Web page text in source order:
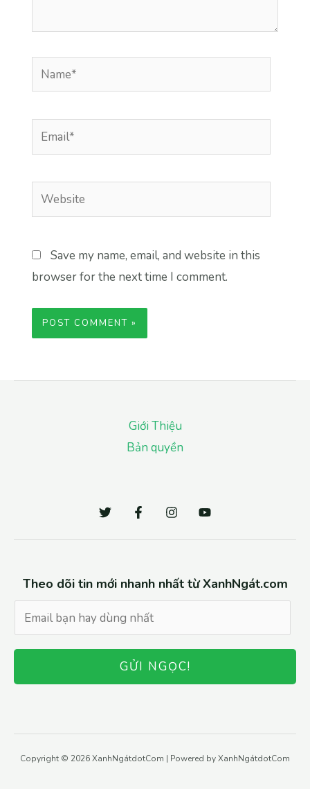
Name*
Email*
Website
Save my name, email, and website in this
browser for the next time I comment.
Giới Thiệu
Bản quyền
Theo dõi tin mới nhanh nhất từ XanhNgát.com
GỬI NGỌC!
Copyright © 2026 XanhNgátdotCom | Powered by XanhNgátdotCom